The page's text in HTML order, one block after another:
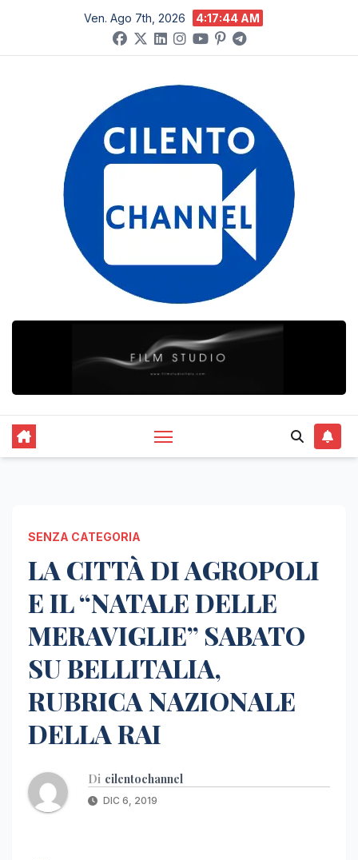
contenuto
Ven. Ago 7th, 2026 4:17:45 AM
SENZA CATEGORIA
LA CITTÀ DI AGROPOLI
E IL “NATALE DELLE
MERAVIGLIE” SABATO
SU BELLITALIA,
RUBRICA NAZIONALE
DELLA RAI
Di cilentochannel
DIC 6, 2019